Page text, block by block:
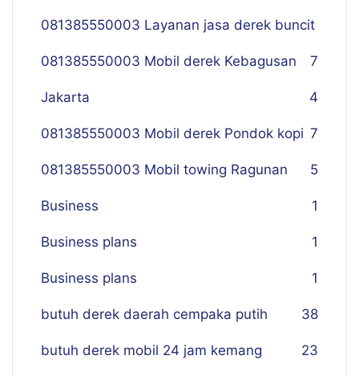
081385550003 Layanan jasa derek buncit
7
081385550003 Mobil derek Kebagusan
Jakarta 4
081385550003 Mobil derek Pondok kopi 7
081385550003 Mobil towing Ragunan 5
Business 1
Business plans 1
Business plans 1
butuh derek daerah cempaka putih 38
butuh derek mobil 24 jam kemang 23